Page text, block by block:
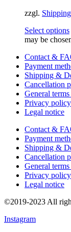
zzgl.
Select options
may be
Contact &
Payment
Shipping &
Cancellation
General
Privacy policy
Legal notice
Contact &
Payment
Shipping &
Cancellation
General
Privacy policy
Legal notice
©2019-2023 All
Instagram